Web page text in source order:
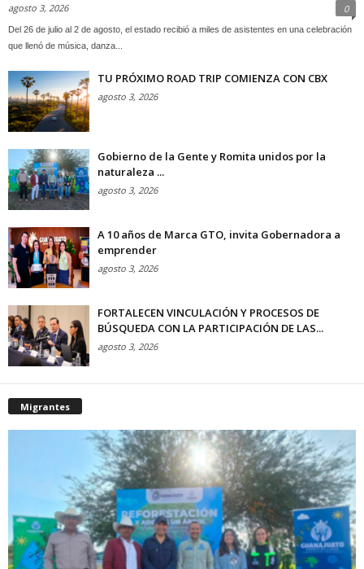
agosto 3, 2026 0
Del 26 de julio al 2 de agosto, el estado recibió a miles de asistentes en una celebración
que llenó de música, danza...
TU PRÓXIMO ROAD TRIP COMIENZA CON CBX
agosto 3, 2026
Gobierno de la Gente y Romita unidos por la
naturaleza ...
agosto 3, 2026
A 10 años de Marca GTO, invita Gobernadora a
emprender
agosto 3, 2026
FORTALECEN VINCULACIÓN Y PROCESOS DE
BÚSQUEDA CON LA PARTICIPACIÓN DE LAS...
agosto 3, 2026
Migrantes